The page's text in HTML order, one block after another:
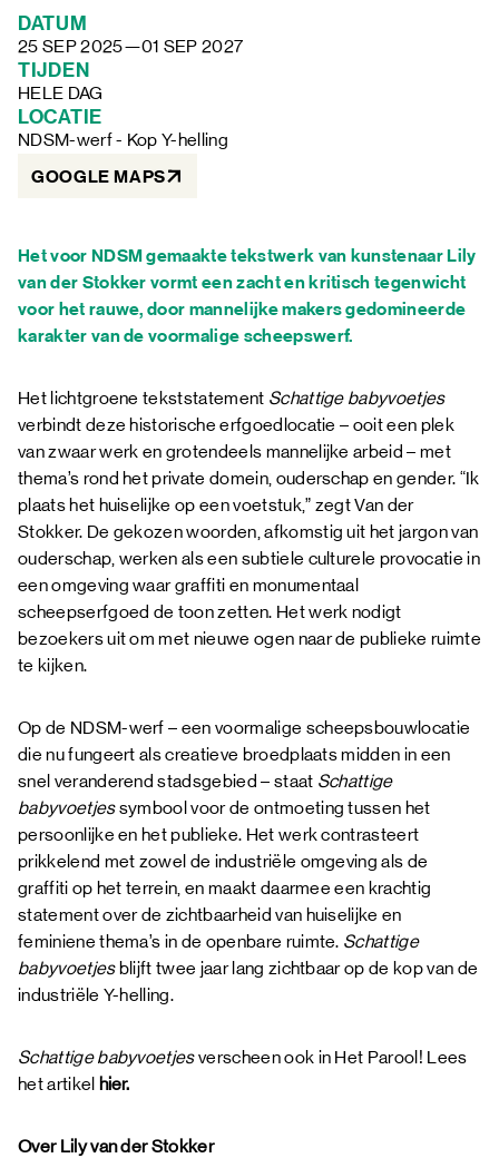
DATUM
25 SEP 2025—01 SEP 2027
TIJDEN
HELE DAG
LOCATIE
NDSM-werf - Kop Y-helling
GOOGLE MAPS
Het voor NDSM gemaakte tekstwerk van kunstenaar Lily
van der Stokker vormt een zacht en kritisch tegenwicht
voor het rauwe, door mannelijke makers gedomineerde
karakter van de voormalige scheepswerf.
Het lichtgroene tekststatement Schattige babyvoetjes
verbindt deze historische erfgoedlocatie – ooit een plek
van zwaar werk en grotendeels mannelijke arbeid – met
thema’s rond het private domein, ouderschap en gender. “Ik
plaats het huiselijke op een voetstuk,” zegt Van der
Stokker. De gekozen woorden, afkomstig uit het jargon van
ouderschap, werken als een subtiele culturele provocatie in
een omgeving waar graffiti en monumentaal
scheepserfgoed de toon zetten. Het werk nodigt
bezoekers uit om met nieuwe ogen naar de publieke ruimte
te kijken.
Op de NDSM-werf – een voormalige scheepsbouwlocatie
die nu fungeert als creatieve broedplaats midden in een
snel veranderend stadsgebied – staat Schattige
babyvoetjessymbool voor de ontmoeting tussen het
persoonlijke en het publieke. Het werk contrasteert
prikkelend met zowel de industriële omgeving als de
graffiti op het terrein, en maakt daarmee een krachtig
statement over de zichtbaarheid van huiselijke en
feminiene thema’s in de openbare ruimte. Schattige
babyvoetjesblijft twee jaar lang zichtbaar op de kop van de
industriële Y-helling.
Schattige babyvoetjesverscheen ook in Het Parool! Lees
het artikel hier.
Over Lily van der Stokker